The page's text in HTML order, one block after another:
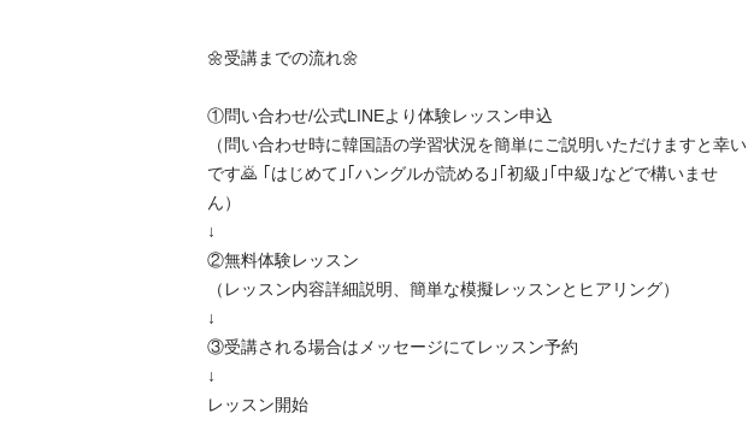
🌼受講までの流れ🌼
①問い合わせ/公式LINEより体験レッスン申込
（問い合わせ時に韓国語の学習状況を簡単にご説明いただけますと幸い
です🙇 ｢はじめて｣｢ハングルが読める｣｢初級｣｢中級｣などで構いませ
ん）
↓
②無料体験レッスン
（レッスン内容詳細説明、簡単な模擬レッスンとヒアリング）
↓
③受講される場合はメッセージにてレッスン予約
↓
レッスン開始